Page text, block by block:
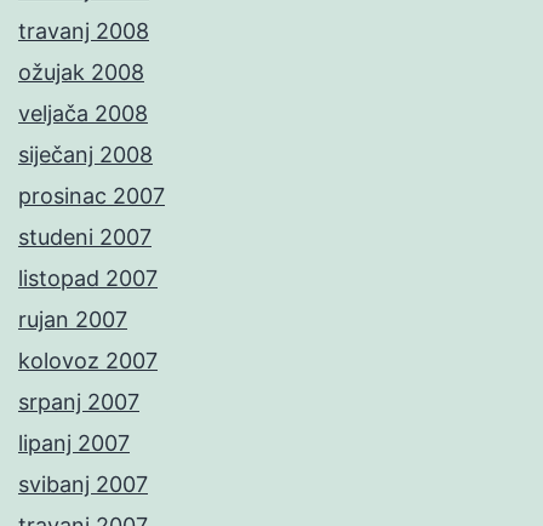
travanj 2008
ožujak 2008
veljača 2008
siječanj 2008
prosinac 2007
studeni 2007
listopad 2007
rujan 2007
kolovoz 2007
srpanj 2007
lipanj 2007
svibanj 2007